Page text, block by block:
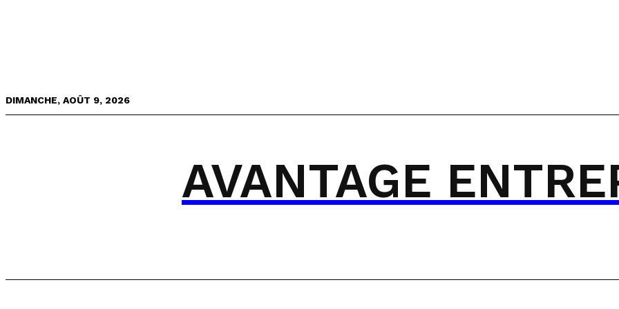
DIMANCHE, AOÛT 9, 2026
AVANTAGE